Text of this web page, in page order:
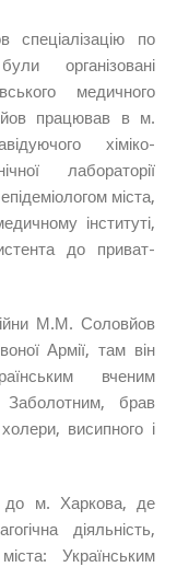
по
організовані
медичного
працював в м.
хіміко-
лабораторії
міста,
інституті,
до приват-
М.М. Соловйов
Армії, там він
вченим
Заболотним, брав
висипного і
м. Харкова, де
діяльність,
Українським